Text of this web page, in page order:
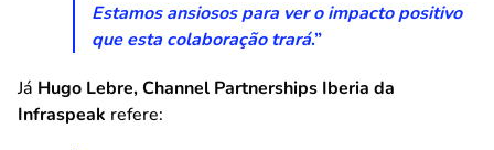
Estamos ansiosos para ver o impacto positivo
que esta colaboração trará.”
Já Hugo Lebre, Channel Partnerships Iberia da
Infraspeak refere: